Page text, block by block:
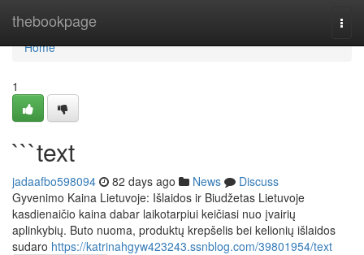
thebookpage
Home
Home
1
```text
jadaafbo598094 82 days ago News
Discuss
Gyvenimo Kaina Lietuvoje: Išlaidos ir Biudžetas Lietuvoje
kasdienaičio kaina dabar laikotarpiui keičiasi nuo įvairių
aplinkybių. Buto nuoma, produktų krepšelis bei kelionių išlaidos
sudaro https://katrinahgyw423243.ssnblog.com/39801954/text